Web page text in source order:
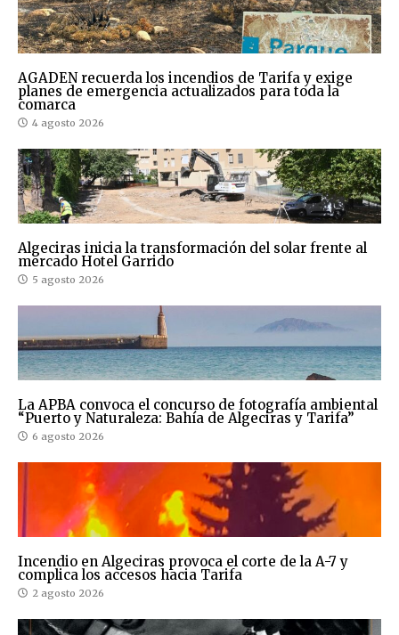
AGADEN recuerda los incendios de Tarifa y exige
planes de emergencia actualizados para toda la
comarca
4 agosto 2026
Algeciras inicia la transformación del solar frente al
mercado Hotel Garrido
5 agosto 2026
La APBA convoca el concurso de fotografía ambiental
“Puerto y Naturaleza: Bahía de Algeciras y Tarifa”
6 agosto 2026
Incendio en Algeciras provoca el corte de la A-7 y
complica los accesos hacia Tarifa
2 agosto 2026